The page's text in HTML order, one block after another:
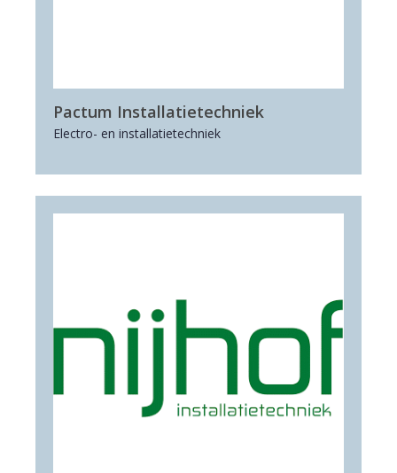
Pactum Installatietechniek
Electro- en installatietechniek